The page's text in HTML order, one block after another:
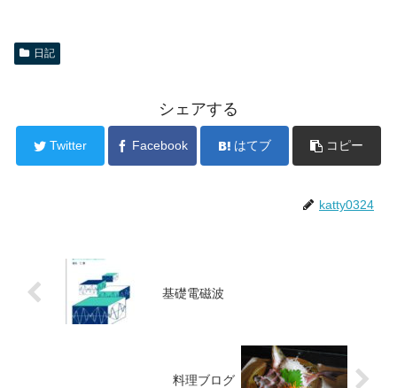
日記
シェアする
Twitter Facebook はてブ コピー
katty0324
基礎電磁波
料理ブログ